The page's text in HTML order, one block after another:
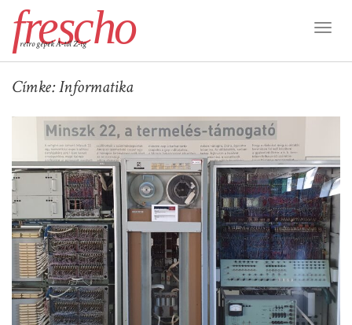
frescho
retro gépek A-tól Z-ig
Címke:Informatika